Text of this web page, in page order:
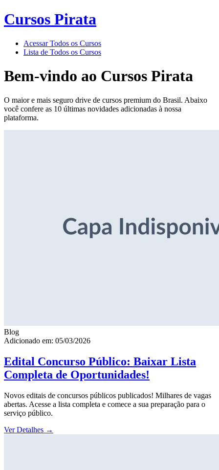
Cursos Pirata
Acessar Todos os Cursos
Lista de Todos os Cursos
Bem-vindo ao Cursos Pirata
O maior e mais seguro drive de cursos premium do Brasil. Abaixo
você confere as 10 últimas novidades adicionadas à nossa
plataforma.
Blog
Adicionado em: 05/03/2026
Edital Concurso Público: Baixar Lista
Completa de Oportunidades!
Novos editais de concursos públicos publicados! Milhares de vagas
abertas. Acesse a lista completa e comece a sua preparação para o
serviço público.
Ver Detalhes →